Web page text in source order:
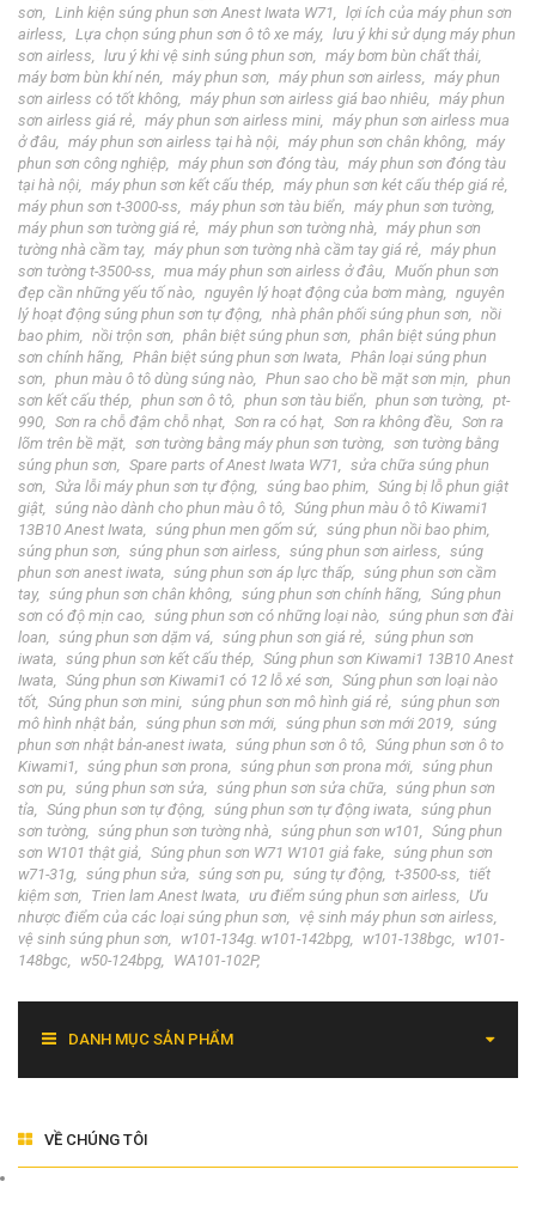
sơn
Linh kiện súng phun sơn Anest Iwata W71
lợi ích của máy phun sơn
airless
Lựa chọn súng phun sơn ô tô xe máy
lưu ý khi sử dụng máy phun
sơn airless
lưu ý khi vệ sinh súng phun sơn
máy bơm bùn chất thải
máy bơm bùn khí nén
máy phun sơn máy phun sơn airless
máy phun
sơn airless có tốt không
máy phun sơn airless giá bao nhiêu
máy phun
sơn airless giá rẻ
máy phun sơn airless mini
máy phun sơn airless mua
ở đâu
máy phun sơn airless tại hà nội máy phun sơn chân không
máy
phun sơn công nghiệp
máy phun sơn đóng tàu
máy phun sơn đóng tàu
tại hà nội
máy phun sơn kết cấu thép
máy phun sơn két cấu thép giá rẻ
máy phun sơn t-3000-ss
máy phun sơn tàu biển
máy phun sơn tường
máy phun sơn tường giá rẻ
máy phun sơn tường nhà
máy phun sơn
tường nhà cầm tay
máy phun sơn tường nhà cầm tay giá rẻ
máy phun
sơn tường t-3500-ss
mua máy phun sơn airless ở đâu
Muốn phun sơn
đẹp cần những yếu tố nào
nguyên lý hoạt động của bơm màng
nguyên
lý hoạt động súng phun sơn tự động
nhà phân phối súng phun sơn
nồi
bao phim
nồi trộn sơn phân biệt súng phun sơn
phân biệt súng phun
sơn chính hãng
Phân biệt súng phun sơn Iwata
Phân loại súng phun
sơn
phun màu ô tô dùng súng nào Phun sao cho bề mặt sơn mịn
phun
sơn kết cấu thép
phun sơn ô tô phun sơn tàu biển phun sơn tường
pt-
990
Sơn ra chỗ đậm chỗ nhạt Sơn ra có hạt Sơn ra không đều
Sơn ra
lõm trên bề mặt
sơn tường bằng máy phun sơn tường
sơn tường bằng
súng phun sơn
Spare parts of Anest Iwata W71
sửa chữa súng phun
sơn
Sửa lỗi máy phun sơn tự động súng bao phim
Súng bị lỗ phun giật
giật
súng nào dành cho phun màu ô tô
Súng phun màu ô tô Kiwami1
13B10 Anest Iwata
súng phun men gốm sứ
súng phun nồi bao phim
súng phun sơn
súng phun sơn airless súng phun sơn airless
súng
phun sơn anest iwata
súng phun sơn áp lực thấp
súng phun sơn cầm
tay
súng phun sơn chân không súng phun sơn chính hãng
Súng phun
sơn có độ mịn cao
súng phun sơn có những loại nào
súng phun sơn đài
loan
súng phun sơn dặm vá súng phun sơn giá rẻ
súng phun sơn
iwata
súng phun sơn kết cấu thép
Súng phun sơn Kiwami1 13B10 Anest
Iwata
Súng phun sơn Kiwami1 có 12 lỗ xé sơn
Súng phun sơn loại nào
tốt
Súng phun sơn mini súng phun sơn mô hình giá rẻ
súng phun sơn
mô hình nhật bản
súng phun sơn mới súng phun sơn mới 2019
súng
phun sơn nhật bản-anest iwata
súng phun sơn ô tô
Súng phun sơn ô to
Kiwami1
súng phun sơn prona súng phun sơn prona mới
súng phun
sơn pu
súng phun sơn sửa súng phun sơn sửa chữa
súng phun sơn
tỉa
Súng phun sơn tự động súng phun sơn tự động iwata
súng phun
sơn tường
súng phun sơn tường nhà súng phun sơn w101
Súng phun
sơn W101 thật giả
Súng phun sơn W71 W101 giả fake
súng phun sơn
w71-31g
súng phun sửa súng sơn pu súng tự động t-3500-ss
tiết
kiệm sơn
Trien lam Anest Iwata ưu điểm súng phun sơn airless
Ưu
nhược điểm của các loại súng phun sơn
vệ sinh máy phun sơn airless
vệ sinh súng phun sơn
w101-134g. w101-142bpg w101-138bgc
w101-
148bgc
w50-124bpg WA101-102P
DANH MỤC SẢN PHẨM
VỀ CHÚNG TÔI